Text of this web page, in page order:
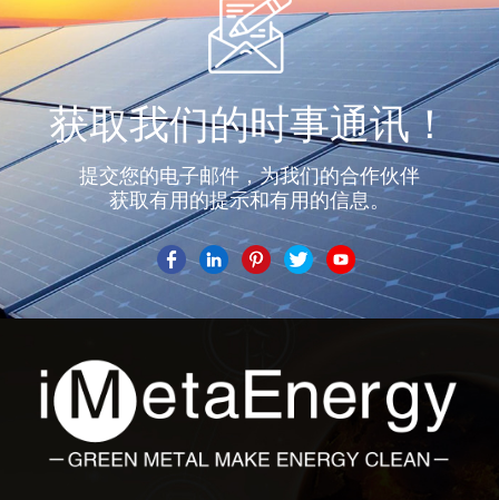
获取我们的时事通讯！
提交您的电子邮件，为我们的合作伙伴
获取有用的提示和有用的信息。